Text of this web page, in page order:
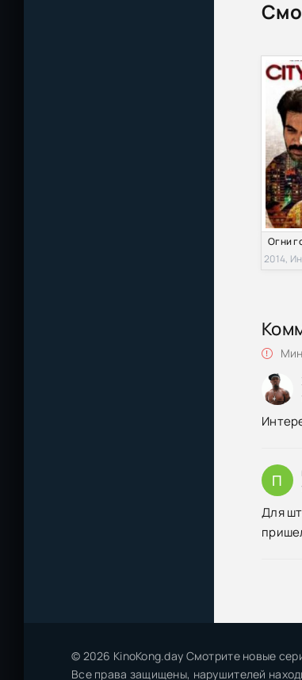
Огни
2014,
П
Для
© 2026 KinoKong.day Смотрите новые
Все права защищены, нарушителей